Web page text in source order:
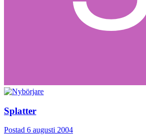
Splatter
Postad 6 augusti 2004